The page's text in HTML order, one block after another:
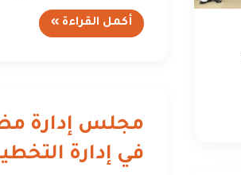
أكمل القراءة »
مجلس إدارة
في إدارة